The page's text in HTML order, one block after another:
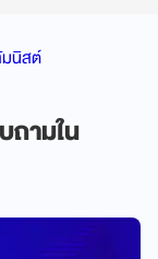
นิสต์
ถามใน